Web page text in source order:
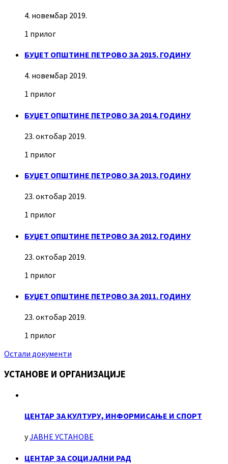
4. новембар 2019.
1 прилог
БУЏЕТ ОПШТИНЕ ПЕТРОВО ЗА 2015. ГОДИНУ
4. новембар 2019.
1 прилог
БУЏЕТ ОПШТИНЕ ПЕТРОВО ЗА 2014. ГОДИНУ
23. октобар 2019.
1 прилог
БУЏЕТ ОПШТИНЕ ПЕТРОВО ЗА 2013. ГОДИНУ
23. октобар 2019.
1 прилог
БУЏЕТ ОПШТИНЕ ПЕТРОВО ЗА 2012. ГОДИНУ
23. октобар 2019.
1 прилог
БУЏЕТ ОПШТИНЕ ПЕТРОВО ЗА 2011. ГОДИНУ
23. октобар 2019.
1 прилог
Остали документи
УСТАНОВЕ И ОРГАНИЗАЦИЈЕ
ЦЕНТАР ЗА КУЛТУРУ, ИНФОРМИСАЊЕ И СПОРТ
уЈАВНЕ УСТАНОВЕ
ЦЕНТАР ЗА СОЦИЈАЛНИ РАД